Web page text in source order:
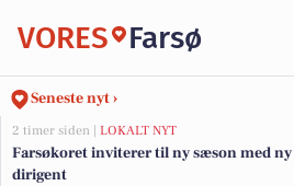
VORES Farsø
Seneste nyt ›
2 timer siden | LOKALT NYT
Farsøkoret inviterer til ny sæson med ny
dirigent